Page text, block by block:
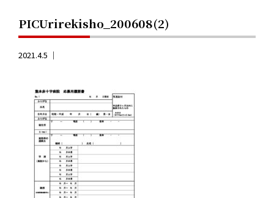
PICUrirekisho_200608(2)
2021.4.5 ｜